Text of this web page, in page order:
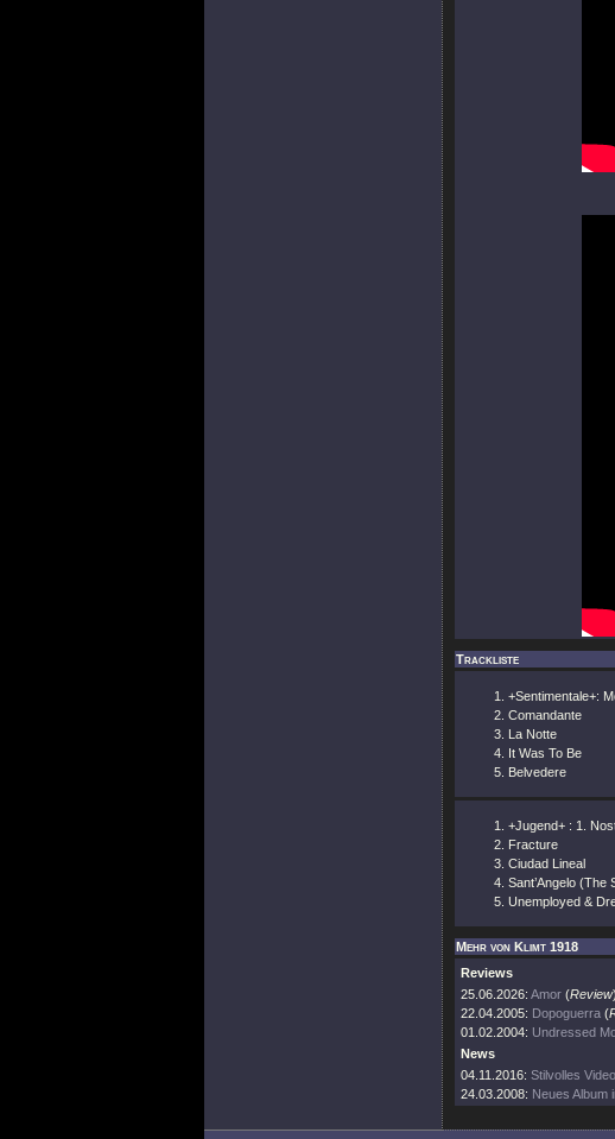
Trackliste
+Sentimentale+:
Comandante
La Notte
It Was To Be
Belvedere
+Jugend+ : 1.
Fracture
Ciudad Lineal
Sant’Angelo (The
Unemployed &
Mehr von Klimt 1918
Reviews
25.06.2026: Amor (Review)
22.04.2005: Dopoguerra (
01.02.2004: Undressed
News
04.11.2016: Stilvolles
24.03.2008: Neues Album